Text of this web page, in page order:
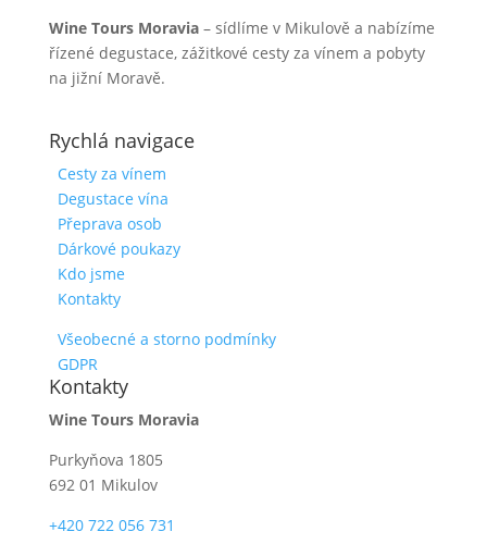
Wine Tours Moravia– sídlíme v Mikulově a nabízíme
řízené degustace, zážitkové cesty za vínem a pobyty
na jižní Moravě.
Rychlá navigace
Cesty za vínem
Degustace vína
Přeprava osob
Dárkové poukazy
Kdo jsme
Kontakty
Všeobecné a storno podmínky
GDPR
Kontakty
Wine Tours Moravia
Purkyňova 1805
692 01 Mikulov
+420 722 056 731